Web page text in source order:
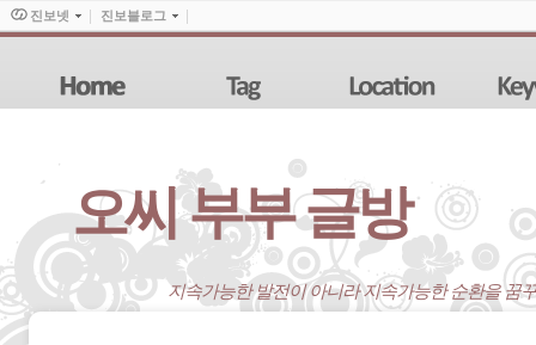
오씨 부부 글방
지속가능한 발전이 아니라 지속가능한 순환을 꿈
진보넷 진보블로그